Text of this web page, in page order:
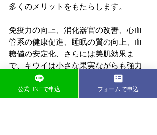
多くのメリットをもたらします。
免疫力の向上、消化器官の改善、心血
管系の健康促進、睡眠の質の向上、血
糖値の安定化、さらには美肌効果ま
で、キウイは小さな果実ながらも強力
な健康効果を持っています。
ぜひ、毎日の食事にキウイを取り入れ
公式LINEで申込 フォームで申込